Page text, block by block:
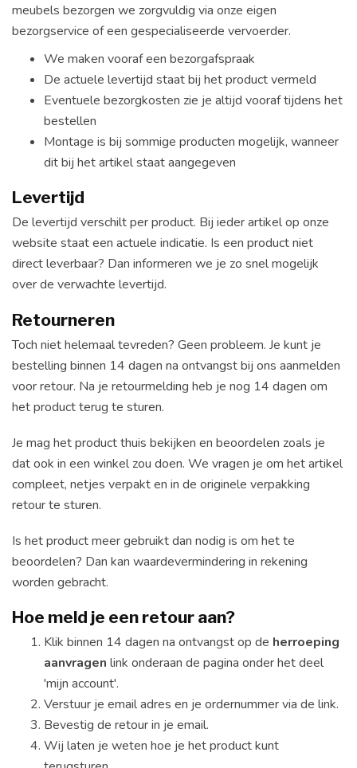
meubels bezorgen we zorgvuldig via onze eigen
bezorgservice of een gespecialiseerde vervoerder.
We maken vooraf een bezorgafspraak
De actuele levertijd staat bij het product vermeld
Eventuele bezorgkosten zie je altijd vooraf tijdens het
bestellen
Montage is bij sommige producten mogelijk, wanneer
dit bij het artikel staat aangegeven
Levertijd
De levertijd verschilt per product. Bij ieder artikel op onze
website staat een actuele indicatie. Is een product niet
direct leverbaar? Dan informeren we je zo snel mogelijk
over de verwachte levertijd.
Retourneren
Toch niet helemaal tevreden? Geen probleem. Je kunt je
bestelling binnen 14 dagen na ontvangst bij ons aanmelden
voor retour. Na je retourmelding heb je nog 14 dagen om
het product terug te sturen.
Je mag het product thuis bekijken en beoordelen zoals je
dat ook in een winkel zou doen. We vragen je om het artikel
compleet, netjes verpakt en in de originele verpakking
retour te sturen.
Is het product meer gebruikt dan nodig is om het te
beoordelen? Dan kan waardevermindering in rekening
worden gebracht.
Hoe meld je een retour aan?
Klik binnen 14 dagen na ontvangst op de herroeping
aanvragen link onderaan de pagina onder het deel
'mijn account'.
Verstuur je email adres en je ordernummer via de link.
Bevestig de retour in je email.
Wij laten je weten hoe je het product kunt